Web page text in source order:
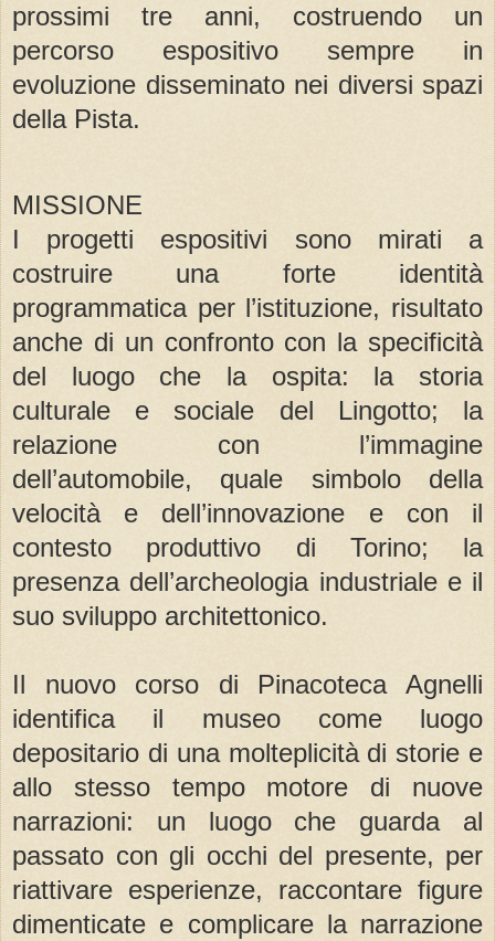
prossimi tre anni, costruendo un
percorso espositivo sempre in
evoluzione disseminato nei diversi spazi
della Pista.
MISSIONE
I progetti espositivi sono mirati a
costruire una forte identità
programmatica per l’istituzione, risultato
anche di un confronto con la specificità
del luogo che la ospita: la storia
culturale e sociale del Lingotto; la
relazione con l’immagine
dell’automobile, quale simbolo della
velocità e dell’innovazione e con il
contesto produttivo di Torino; la
presenza dell’archeologia industriale e il
suo sviluppo architettonico.
Il nuovo corso di Pinacoteca Agnelli
identifica il museo come luogo
depositario di una molteplicità di storie e
allo stesso tempo motore di nuove
narrazioni: un luogo che guarda al
passato con gli occhi del presente, per
riattivare esperienze, raccontare figure
dimenticate e complicare la narrazione